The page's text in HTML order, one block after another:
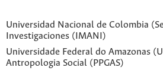
Universidad Nacional de Colombia
Investigaciones (IMANI)
Universidade Federal do Amazonas
Antropologia Social (PPGAS)